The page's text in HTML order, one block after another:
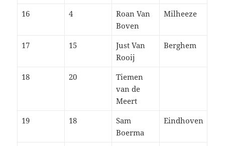
16 4
Roan Van
Boven
Milheeze
17 15
Just Van
Rooij
Berghem
18 20
Tiemen
van de
Meert
19
18
Sam
Boerma
Eindhoven